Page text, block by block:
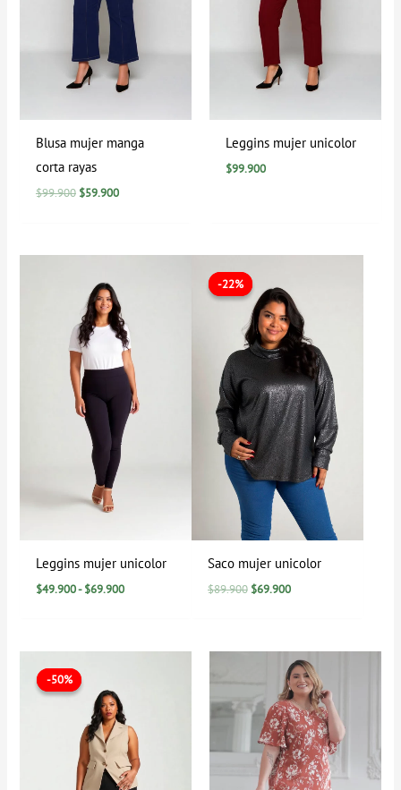
Blusa mujer manga
corta rayas
$99.900 $59.900
Leggins mujer unicolor
$99.900
Leggins mujer unicolor
$49.900- $69.900
$49.900
hasta
$69.900
-22%
-22%
Saco mujer unicolor
$89.900
precio
original
era:
$89.900.
$69.900
actual
es:
$69.900.
-50%
-50%
original
era:
$199.900.$99.900.
Rango
de
precios:
desde
$0
hasta
$139.900